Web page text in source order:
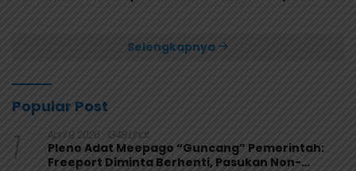
Selengkapnya
Popular Post
1 April 9, 2026 1348 Lihat
Pleno Adat Meepago “Guncang” Pemerintah:
Freeport Diminta Berhenti, Pasukan Non-